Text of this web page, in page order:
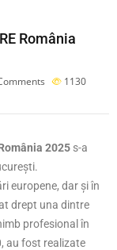
România
1130
2025 s-a
europene, dar și în
drept una dintre
profesional în
au fost realizate